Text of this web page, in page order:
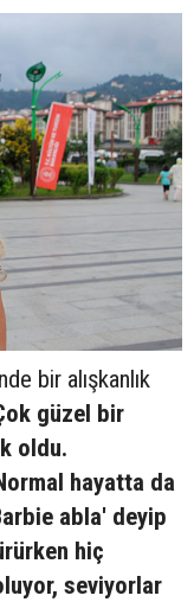
bir alışkanlık
güzel bir
oldu.
hayatta da
abla' deyip
hiç
seviyorlar